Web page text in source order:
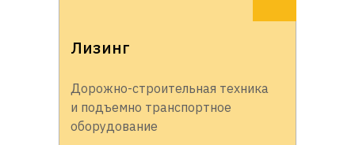
Лизинг
Дорожно-строительная техника
и подъемно транспортное
оборудование